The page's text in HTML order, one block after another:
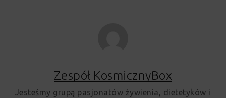
Zespół KosmicznyBox
Jesteśmy grupą pasjonatów żywienia, dietetyków i